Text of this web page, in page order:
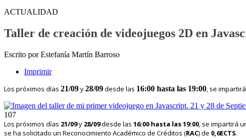
ACTUALIDAD
Taller de creación de videojuegos 2D en
Escrito por Estefanía Martín Barroso
Imprimir
Los próximos días 21/09y28/09desde las 16:00 hasta las 19:00, se
107
Los próximos días 21/09y 28/09desde las 16:00 hasta las 19:00, se impartirá
se ha solicitado un Reconocimiento Académico de Créditos (RAC) de 0,6ECTS.